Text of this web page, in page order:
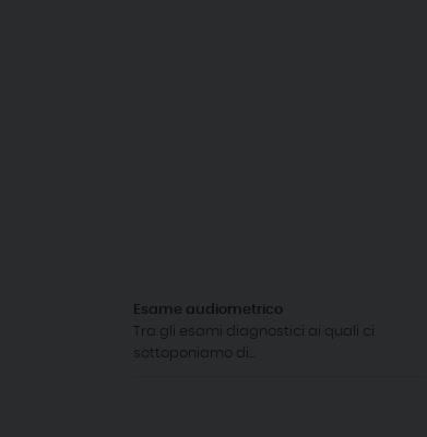
Esame audiometrico
Tra gli esami diagnostici ai quali ci
sottoponiamo di...